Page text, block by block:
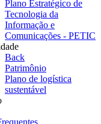
Plano Estratégico de
Tecnologia da
Informação e
Comunicações - PETIC
Back
Patrimônio
Plano de logística
sustentável